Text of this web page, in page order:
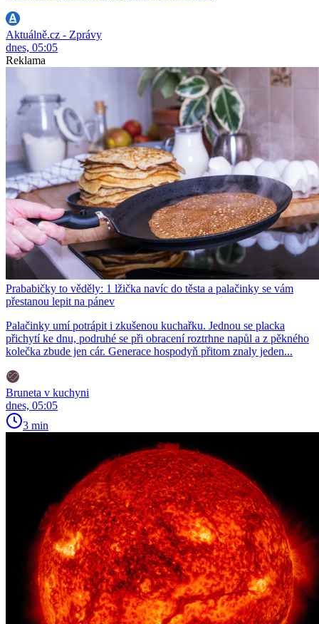
Aktuálně.cz - Zprávy
dnes, 05:05
Reklama
Prababičky to věděly: 1 lžička navíc do těsta a palačinky se vám
přestanou lepit na pánev
Palačinky umí potrápit i zkušenou kuchařku. Jednou se placka
přichytí ke dnu, podruhé se při obracení roztrhne napůl a z pěkného
kolečka zbude jen cár. Generace hospodyň přitom znaly jeden...
Bruneta v kuchyni
dnes, 05:05
3 min